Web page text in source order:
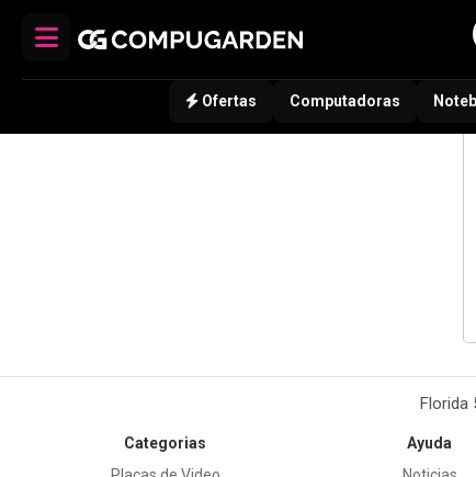
Ofertas Computadoras
Florida
Categorias
Ayuda